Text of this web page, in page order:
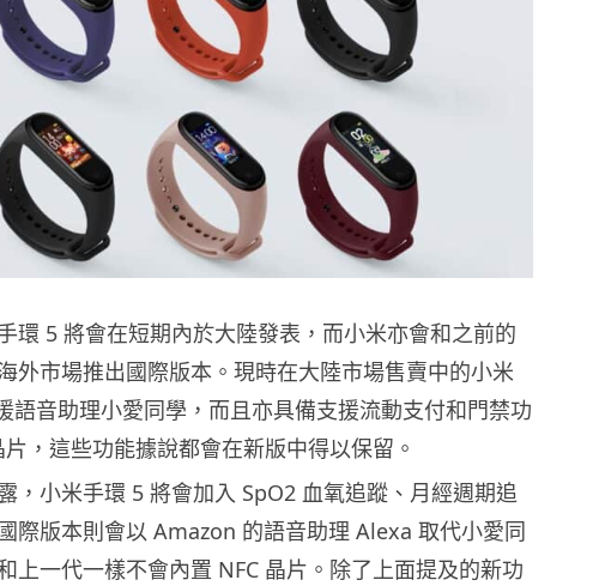
環 5 將會在短期內於大陸發表，而小米亦會和之前的
外市場推出國際版本。現時在大陸市場售賣中的小米
語音助理小愛同學，而且亦具備支援流動支付和門禁功
片，這些功能據說都會在新版中得以保留。
，小米手環 5 將會加入 SpO2 血氧追蹤、月經週期追
際版本則會以 Amazon 的語音助理 Alexa 取代小愛同
上一代一樣不會內置 NFC 晶片。除了上面提及的新功